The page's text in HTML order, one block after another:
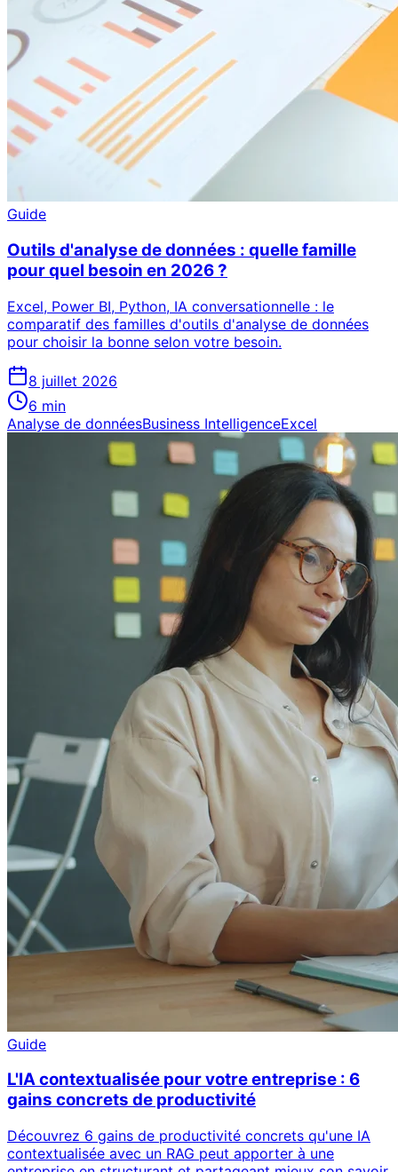
Guide
Outils d'analyse de données : quelle famille
pour quel besoin en 2026 ?
Excel, Power BI, Python, IA conversationnelle : le
comparatif des familles d'outils d'analyse de données
pour choisir la bonne selon votre besoin.
8 juillet 2026
6 min
Analyse de donnéesBusiness IntelligenceExcel
Guide
L'IA contextualisée pour votre entreprise : 6
gains concrets de productivité
Découvrez 6 gains de productivité concrets qu'une IA
contextualisée avec un RAG peut apporter à une